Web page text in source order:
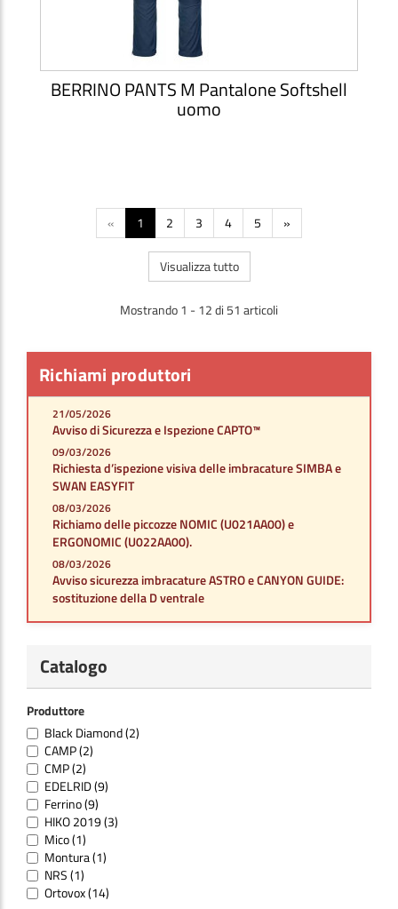
Richiami produttori
21/05/2026
Avviso di Sicurezza e Ispezione CAPTO™
09/03/2026
Richiesta d’ispezione visiva delle imbracature SIMBA e
SWAN EASYFIT
08/03/2026
Richiamo delle piccozze NOMIC (U021AA00) e
ERGONOMIC (U022AA00).
08/03/2026
Avviso sicurezza imbracature ASTRO e CANYON GUIDE:
sostituzione della D ventrale
Catalogo
Produttore
Black Diamond(2)
CAMP(2)
CMP(2)
EDELRID(9)
Ferrino(9)
HIKO 2019(3)
Mico(1)
Montura(1)
NRS(1)
Ortovox(14)
BERRINO PANTS M Pantalone Softshell
uomo
« 1 2 3 4 5 »
Visualizza tutto
Mostrando 1 - 12 di 51 articoli